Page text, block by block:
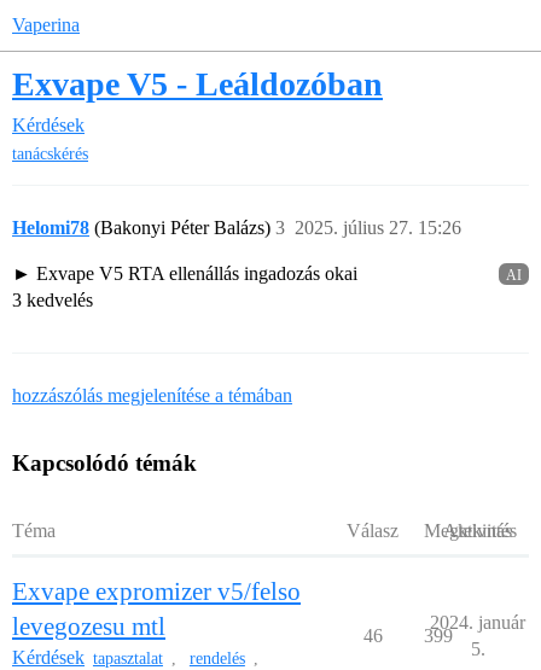
Vaperina
Exvape V5 - Leáldozóban
Kérdések
tanácskérés
Helomi78 (Bakonyi Péter Balázs) 2025. július 27. 15:26
3
Exvape V5 RTA ellenállás ingadozás okai AI
3 kedvelés
hozzászólás megjelenítése a témában
Kapcsolódó témák
Téma Válasz Megtekintés
Aktivitás
Exvape expromizer v5/felso
levegozesu mtl
Kérdések tapasztalat , rendelés ,
46 399
2024. január
5.